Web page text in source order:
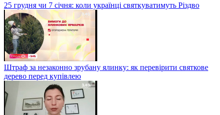
25 грудня чи 7 січня: коли українці святкуватимуть Різдво
Штраф за незаконно зрубану ялинку: як перевірити святкове
дерево перед купівлею